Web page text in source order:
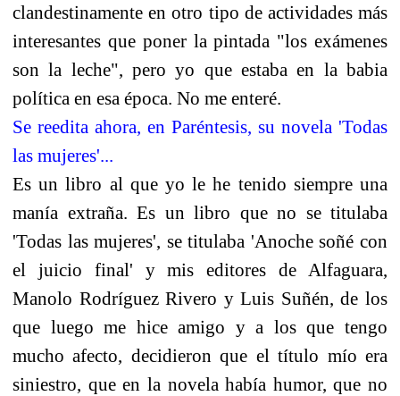
clandestinamente en otro tipo de actividades más
interesantes que poner la pintada "los exámenes
son la leche", pero yo que estaba en la babia
política en esa época. No me enteré.
Se reedita ahora, en Paréntesis, su novela 'Todas
las mujeres'...
Es un libro al que yo le he tenido siempre una
manía extraña. Es un libro que no se titulaba
'Todas las mujeres', se titulaba 'Anoche soñé con
el juicio final' y mis editores de Alfaguara,
Manolo Rodríguez Rivero y Luis Suñén, de los
que luego me hice amigo y a los que tengo
mucho afecto, decidieron que el título mío era
siniestro, que en la novela había humor, que no